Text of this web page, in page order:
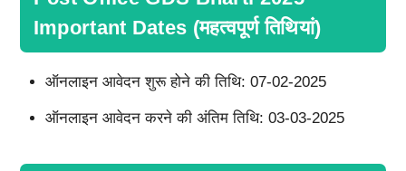
Important Dates (महत्वपूर्ण तिथियां)
ऑनलाइन आवेदन शुरू होने की तिथि: 07-02-2025
ऑनलाइन आवेदन करने की अंतिम तिथि: 03-03-2025